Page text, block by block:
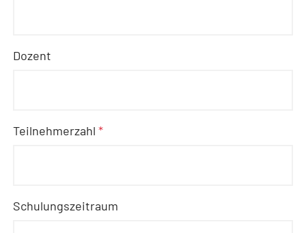
Dozent
Teilnehmerzahl*
Schulungszeitraum